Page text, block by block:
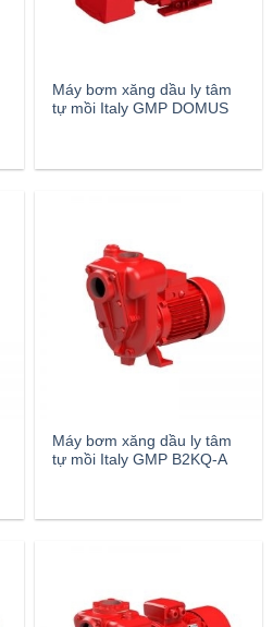
Máy bơm xăng dầu ly tâm
tự mồi Italy GMP DOMUS
Máy bơm xăng dầu ly tâm
tự mồi Italy GMP B2KQ-A